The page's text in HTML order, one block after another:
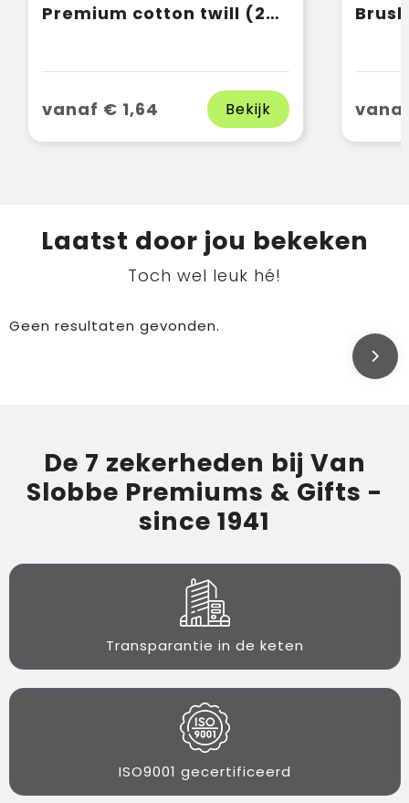
Premium cotton twill (260gsm)
vanaf € 1,64 Bekijk
Laatst door jou bekeken
Toch wel leuk hé!
Geen resultaten gevonden.
De 7 zekerheden bij Van
Slobbe Premiums & Gifts -
since 1941
Transparantie in de keten
ISO9001 gecertificeerd